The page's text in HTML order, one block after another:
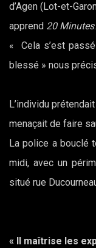
d’Agen (Lot-et-
apprend 20 Minutes.
« Cela s’est
blessé » nous
L’individu
menaçait de faire
La police a bouclé
midi, avec un
situé rue
« Il maîtrise les